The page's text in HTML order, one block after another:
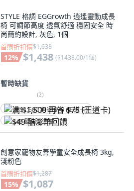
STYLE 格調 EGGrowth 逍遙靈動成長
椅 可調節高度 透氣舒適 穩固安全 時
尚簡約設計, 灰色, 1個
首購折扣價$1,638
12% $1,438 ($1438.00/1個)
暫時缺貨
(2)
满 $1,500 再省 $75 (王道卡)
$49 酷澎幣回饋
創意家寵物友善學童安全成長椅 3kg,
淺粉色
首購折扣價$1,287
15% $1,087